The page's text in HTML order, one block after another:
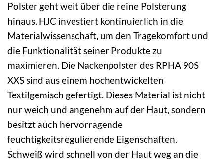
Polster geht weit über die reine Polsterung
hinaus. HJC investiert kontinuierlich in die
Materialwissenschaft, um den Tragekomfort und
die Funktionalität seiner Produkte zu
maximieren. Die Nackenpolster des RPHA 90S
XXS sind aus einem hochentwickelten
Textilgemisch gefertigt. Dieses Material ist nicht
nur weich und angenehm auf der Haut, sondern
besitzt auch hervorragende
feuchtigkeitsregulierende Eigenschaften.
Schweiß wird schnell von der Haut weg an die